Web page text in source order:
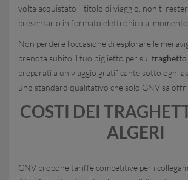
volta acquistato il titolo di viaggio, non ti
presentarlo in formato elettronico al momento
Non perdere l’occasione di esplorare le
prenota subito il tuo biglietto per sul traghetto
preparati a un viaggio gratificante sotto ogni
uno standard qualitativo che solo GNV sa
COSTI DEI
ALGERI
GNV propone tariffe competitive per i